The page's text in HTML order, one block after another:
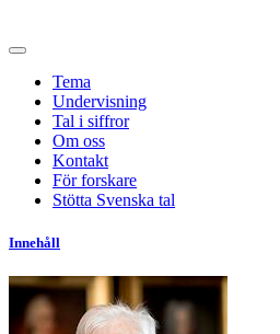
Tema
Undervisning
Tal i siffror
Om oss
Kontakt
För forskare
Stötta Svenska tal
Innehåll